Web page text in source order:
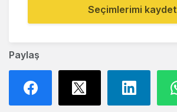
Paylaş
Seçimlerimi kaydet